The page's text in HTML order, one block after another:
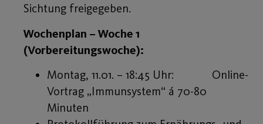
Sichtung freigegeben.
Wochenplan – Woche 1
(Vorbereitungswoche):
Montag, 11.01. – 18:45 Uhr: Online-
Vortrag „Immunsystem“ á 70-80
Minuten